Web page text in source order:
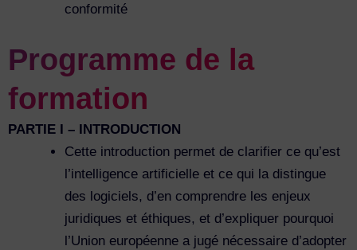
conformité
Programme de la
formation
PARTIE I – INTRODUCTION
Cette introduction permet de clarifier ce qu’est
l’intelligence artificielle et ce qui la distingue
des logiciels, d’en comprendre les enjeux
juridiques et éthiques, et d’expliquer pourquoi
l’Union européenne a jugé nécessaire d’adopter